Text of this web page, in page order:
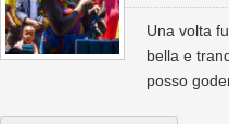
Una volta
bella e
posso